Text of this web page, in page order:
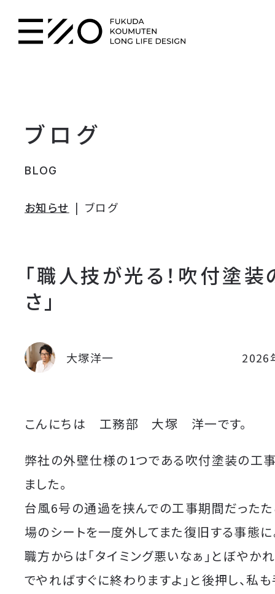
ブログ
BLOG
お知らせ ブログ
「職人技が光る！吹付塗装
さ」
2026
大塚洋一
こんにちは 工務部 大塚 洋一です。
弊社の外壁仕様の1つである吹付塗装の工
ました。
台風6号の通過を挟んでの工事期間だった
場のシートを一度外してまた復旧する事態に
職方からは「タイミング悪いなぁ」とぼやかれ
でやればすぐに終わりますよ」と後押し、私